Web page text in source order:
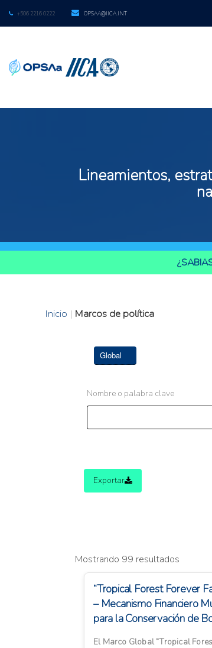
+506 2216 0222 OPSAA@IICA.INT
Lineamientos,
Inicio | Marcos de política
Global
Nombre o palabra clave
Exportar
Mostrando 99 resultados
“Tropical Forest Forever
– Mecanismo Financiero
para la Conservación de
El Marco Global “Tropical